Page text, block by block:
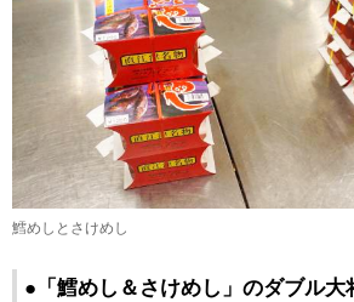
鱈めしとさけめし
●「鱈めし＆さけめし」のダブル大